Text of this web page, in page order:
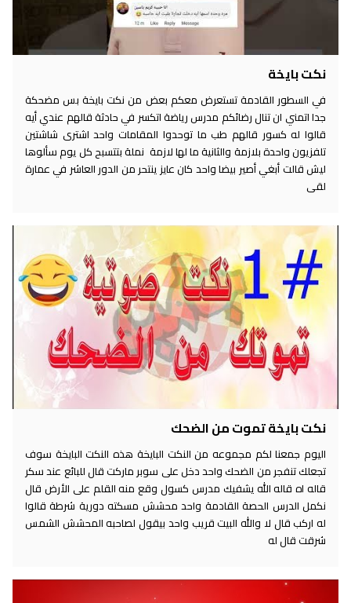
نكت بايخة
في السطور القادمة تستعرض معكم بعض من نكت بايخة بس مضحكة
جدا اتمني ان تنال رضائكم مدرس رياضة اتكسر في حادثة قالهم عندي أيه
قالوا له كسور قالهم طب ما توحدوا المقامات واحد اشترى شاشتين
تلفزيون واحدة بلازمة والثانية ما لها لازمة نملة بتتسبح كل يوم سألوها
ليش قالت أبغي أصير بيضا واحد كان عايز ينتحر من الدور العاشر في عمارة
لقى
نكت بايخة تموت من الضحك
اليوم جمعنا لكم مجموعه من النكت البايخة هذه النكت البايخة سوف
تجعلك تنفجر من الضحك واحد دخل على سوبر ماركت قال للبائع عند سكر
قاله اه قاله الله يشفيك مدرس كسول وقع منه القلم على الأرض قال
نكمل الدرس الحصة القادمة واحد محشش مسكته دورية شرطة قالوا
له اركب قال لا والله البيت قريب واحد بيقول لصاحبه المحشش الشمس
شرقت قال له